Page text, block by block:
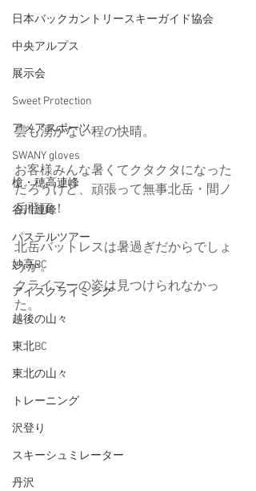
日本バックカントリースキーガイド協会
中央アルプス
展示会
Sweet Protection
アメアスポーツ
SWANY gloves
槍・穂高連峰
谷川連峰
パステルツアー
妙高BC
アイスクライミング
越後の山々
東北BC
東北の山々
トレーニング
沢登り
スキーシュミレーター
丹沢
雲も湧かない程の快晴。
お客様みんな暑くてクタクタになった
だろうけど、頑張って無事北岳・間ノ
岳登頂！
北岳バットレスは暑過ぎだからでしょ
うか。
クライマーの姿は見つけられなかっ
た。